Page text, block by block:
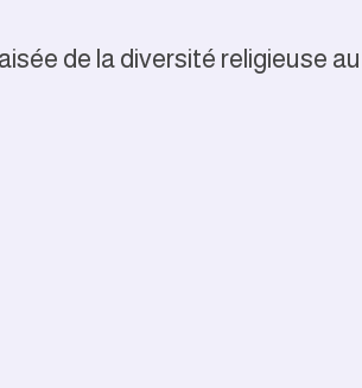
de la diversité religieuse au